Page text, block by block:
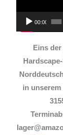
sehr nette
00:00
Eins
in unserem